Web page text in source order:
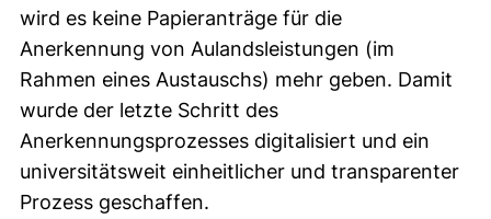
wird es keine Papieranträge für die
Anerkennung von Aulandsleistungen (im
Rahmen eines Austauschs) mehr geben. Damit
wurde der letzte Schritt des
Anerkennungsprozesses digitalisiert und ein
universitätsweit einheitlicher und transparenter
Prozess geschaffen.